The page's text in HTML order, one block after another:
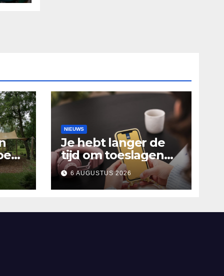
NIEUWS
Je hebt langer de
tijd om toeslagen
aan te vragen over
2025
6 AUGUSTUS 2026